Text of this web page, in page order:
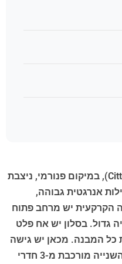
בצ'יטה דלה פייבה (Città della Pieve), במיקום פנורמי, ניצבת
אנרגטית גבוהה,
בקומה הקרקעית יש מרחב פתוח
גדול. בסלון יש אח פלט
המבנה. מכאן יש גישה
לטרסה גדולה ופנורמית. הקומה השנייה מורכבת מ-3 חדרי